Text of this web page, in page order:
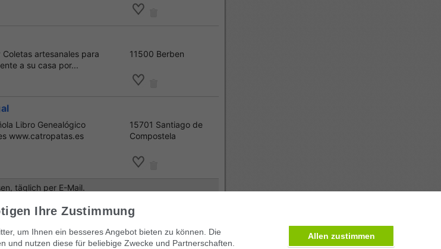
artesanales para
a su casa por...
11500 Berben
Libro Genealógico
www.catropatas.es
15701 Santiago de
Compostela
täglich per E-Mail.
Ihre Zustimmung
um Ihnen ein besseres Angebot bieten zu können. Die
und nutzen diese für beliebige Zwecke und Partnerschaften.
Allen zustimmen